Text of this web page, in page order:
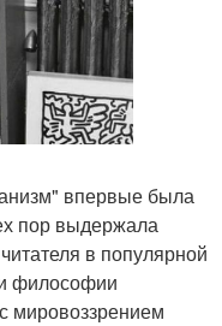
впервые была
пор выдержала
в популярной
философии
мировоззрением